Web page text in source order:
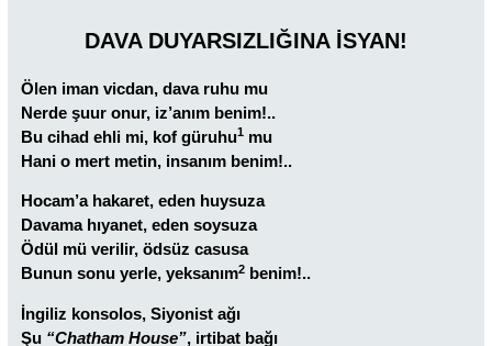
DAVA DUYARSIZLIĞINA İSYAN!
Ölen iman vicdan, dava ruhu mu
Nerde şuur onur, iz’anım benim!..
Bu cihad ehli mi, kof güruhu1 mu
Hani o mert metin, insanım benim!..
Hocam’a hakaret, eden huysuza
Davama hıyanet, eden soysuza
Ödül mü verilir, ödsüz casusa
Bunun sonu yerle, yeksanım2 benim!..
İngiliz konsolos, Siyonist ağı
Şu “Chatham House”, irtibat bağı